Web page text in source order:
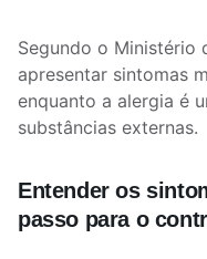
Segundo o Ministério
apresentar sintomas
enquanto a alergia é
substâncias externas.
Entender os
passo para o